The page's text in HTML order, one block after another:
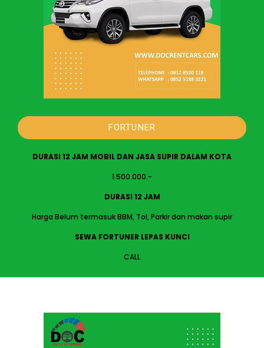
FORTUNER
DURASI 12 JAM MOBIL DAN JASA SUPIR DALAM KOTA
1.500.000.-
DURASI 12 JAM
Harga Belum termasuk BBM, Tol, Parkir dan makan supir
SEWA FORTUNER LEPAS KUNCI
CALL